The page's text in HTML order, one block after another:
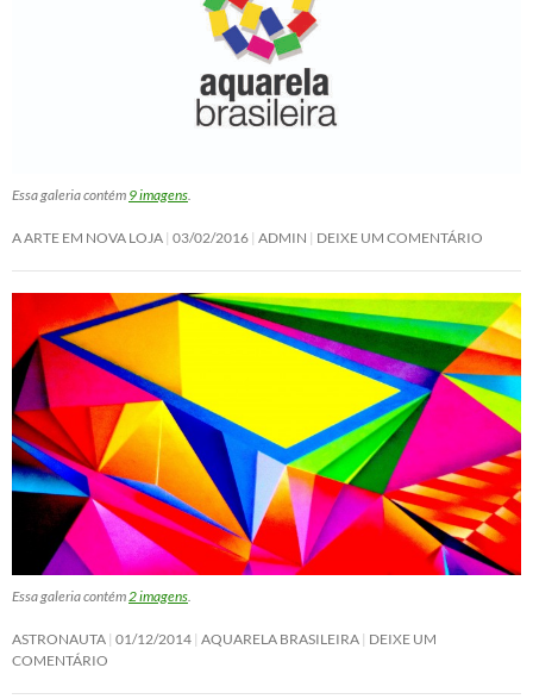
Essa galeria contém 9 imagens.
A ARTE EM NOVA LOJA 03/02/2016 ADMIN DEIXE UM COMENTÁRIO
Essa galeria contém 2 imagens
ASTRONAUTA 01/12/2014 AQUARELA BRASILEIRA DEIXE UM
COMENTÁRIO